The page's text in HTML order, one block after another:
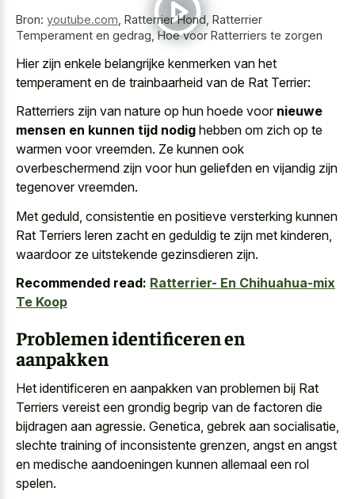
Bron: youtube.com Ratterrier Hond, Ratterrier
Temperament en gedrag, Hoe voor Ratterriers te zorgen
Hier zijn enkele belangrijke kenmerken van het
temperament en de trainbaarheid van de Rat Terrier:
Ratterriers zijn van nature op hun hoede voor nieuwe
mensen en kunnen tijd nodig hebben om zich op te
warmen voor vreemden. Ze kunnen ook
overbeschermend zijn voor hun geliefden en vijandig zijn
tegenover vreemden.
Met geduld, consistentie en positieve versterking kunnen
Rat Terriers leren zacht en geduldig te zijn met kinderen,
waardoor ze uitstekende gezinsdieren zijn.
Recommended read: Ratterrier- En Chihuahua-mix
Te Koop
Problemen identificeren en
aanpakken
Het identificeren en aanpakken van problemen bij Rat
Terriers vereist een grondig begrip van de factoren die
bijdragen aan agressie. Genetica, gebrek aan socialisatie,
slechte training of inconsistente grenzen, angst en angst
en medische aandoeningen kunnen allemaal een rol
spelen.